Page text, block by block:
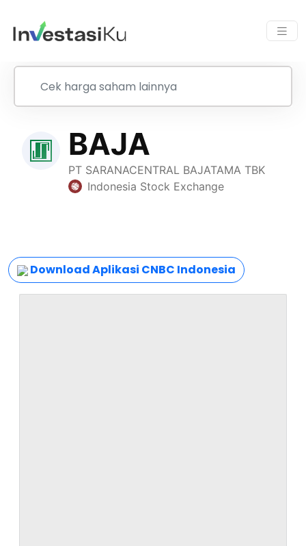
Download Aplikasi CNBC Indonesia